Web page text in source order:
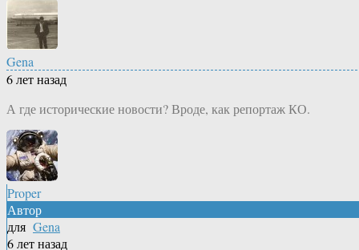
Gena
6 лет назад
А где исторические новости? Вроде, как репортаж КО.
Proper
Автор
для Gena
6 лет назад